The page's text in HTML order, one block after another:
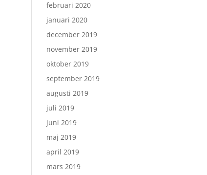
februari 2020
januari 2020
december 2019
november 2019
oktober 2019
september 2019
augusti 2019
juli 2019
juni 2019
maj 2019
april 2019
mars 2019